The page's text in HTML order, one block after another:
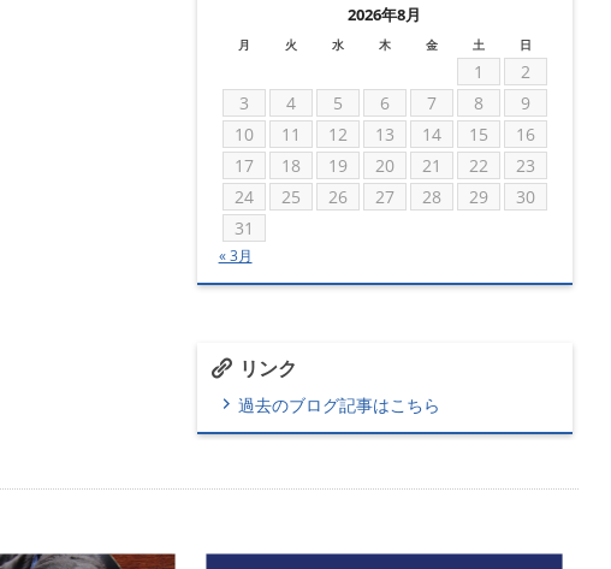
2026年8月
月 火 水 木 金 土 日
1
2
3
4 5 6 7 8
9
10
11 12 13 14 15
16
17
18 19 20 21 22
23
24
25 26 27 28 29
30
31
« 3月
リンク
過去のブログ記事はこちら